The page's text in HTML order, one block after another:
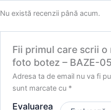
Nu există recenzii până acum.
Fii primul care scrii
foto botez – BAZE-
Adresa ta de email nu va fi
sunt marcate cu *
Evaluarea